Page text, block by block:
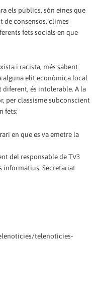
els públics, són eines que
de consensos, climes
fets socials en que
i racista, més sabent
alguna elit econòmica local
és intolerable. A la
per classisme subconscient
fets:
en que es va emetre la
del responsable de TV3
informatius. Secretariat
telenoticies-